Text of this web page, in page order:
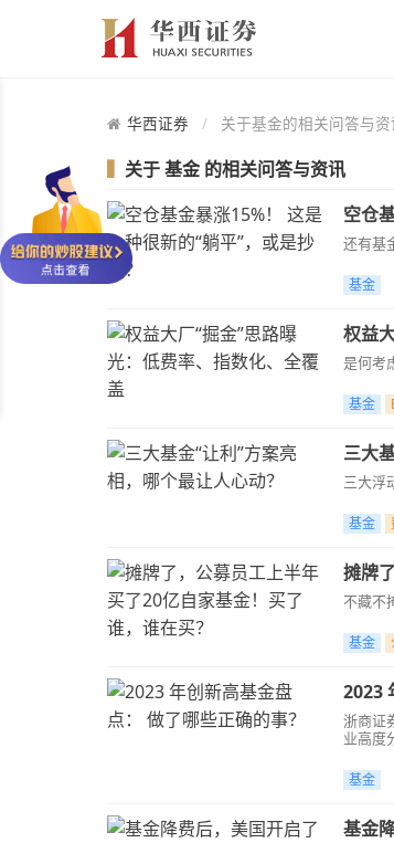
华西证券 关于基金的相关问答与资
关于基金 的相关问答与资讯
空仓
还有基
基金
权益
是何考
基金
三大
三大浮
基金
摊牌
不藏不
基金
2023
浙商证
业高度
基金
基金